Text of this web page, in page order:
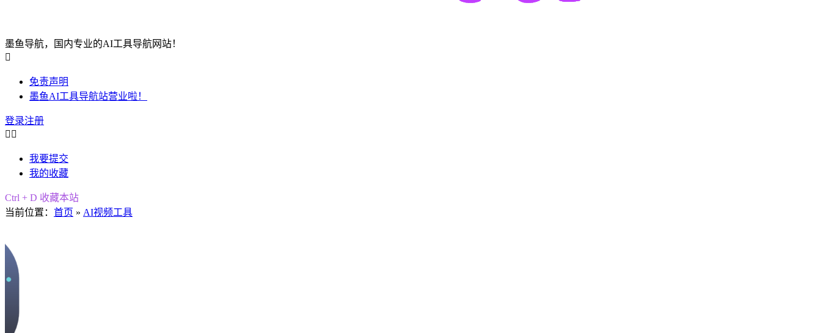
墨鱼导航，国内专业的AI工具导航网站！

免责声明
墨鱼AI工具导航站营业啦！
登录注册
 
我要提交
我的收藏
Ctrl + D 收藏本站
当前位置： 首页 » AI视频工具